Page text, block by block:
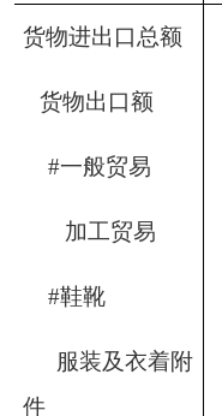
货物进出口总额
货物出口额
#一般贸易
加工贸易
#鞋靴
服装及衣着附
件